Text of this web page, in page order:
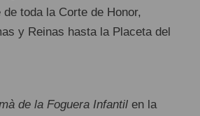
toda la Corte de Honor,
y Reinas hasta la Placeta del
de la Foguera Infantil en la